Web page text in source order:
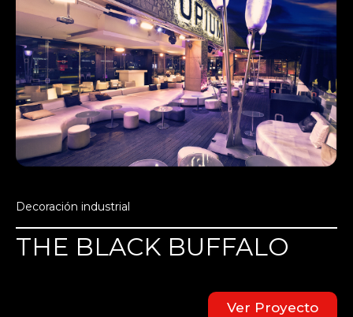
Decoración industrial
THE BLACK BUFFALO
Ver Proyecto